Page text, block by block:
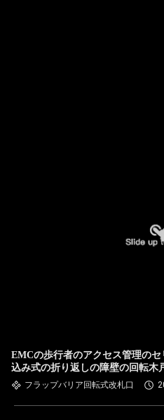
EMCの歩行者のアクセス管理の
込み式の折り返しの障壁の回転木
フラップバリア回転式改札口